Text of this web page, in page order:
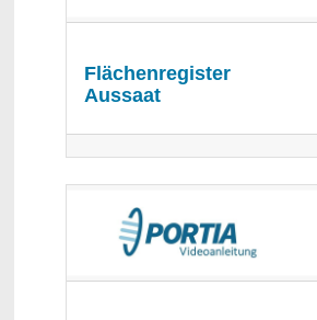
Flächenregister
Aussaat